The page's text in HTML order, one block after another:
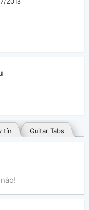
Guitar Tabs
tín